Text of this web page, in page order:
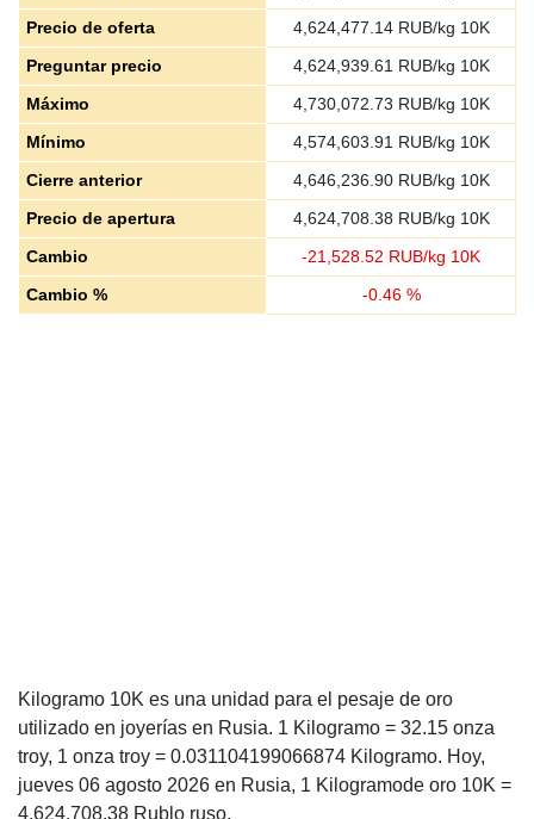
Precio de oferta
4,624,477.14RUB/kg 10K
Preguntar precio
4,624,939.61 RUB/kg 10K
Máximo
4,730,072.73 RUB/kg 10K
Mínimo
4,574,603.91 RUB/kg 10K
Cierre anterior
4,646,236.90RUB/kg 10K
Precio de apertura
4,624,708.38 RUB/kg 10K
Cambio
-21,528.52 RUB/kg 10K
Cambio %
-0.46%
Kilogramo 10K es una unidad para el pesaje de oro
utilizado en joyerías en Rusia. 1 Kilogramo = 32.15 onza
troy, 1 onza troy = 0.031104199066874 Kilogramo. Hoy,
jueves 06 agosto 2026 en Rusia, 1 Kilogramode oro 10K =
4,624,708.38 Rublo ruso.